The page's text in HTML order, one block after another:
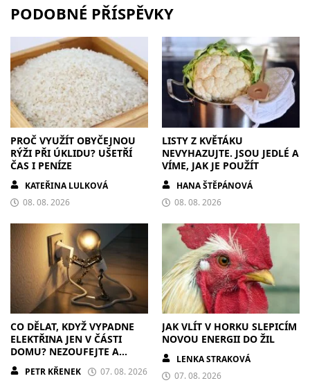
PODOBNÉ PŘÍSPĚVKY
PROČ VYUŽÍT OBYČEJNOU
RÝŽI PŘI ÚKLIDU? UŠETŘÍ
ČAS I PENÍZE
KATEŘINA LULKOVÁ
08. 08. 2026
LISTY Z KVĚTÁKU
NEVYHAZUJTE. JSOU JEDLÉ A
VÍME, JAK JE POUŽÍT
HANA ŠTĚPÁNOVÁ
08. 08. 2026
CO DĚLAT, KDYŽ VYPADNE
ELEKTŘINA JEN V ČÁSTI
DOMU? NEZOUFEJTE A
POSTUPUJTE S CHLADNOU
HLAVOU
PETR KŘENEK 07. 08. 2026
JAK VLÍT V HORKU SLEPICÍM
NOVOU ENERGII DO ŽIL
LENKA STRAKOVÁ
07. 08. 2026